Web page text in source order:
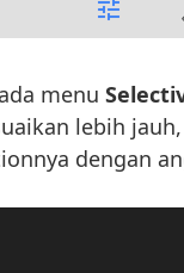
menu
lebih
dengan